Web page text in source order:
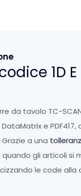
1D
da tavolo TC-
DataMatrix e
Grazie a una
gli articoli si
le code alla